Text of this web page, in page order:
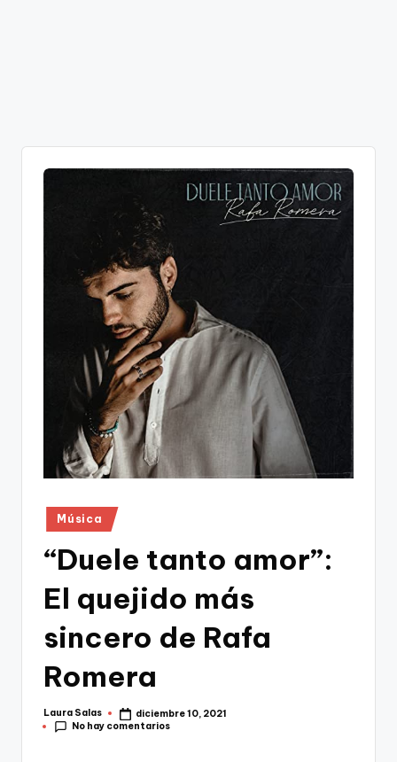
Publicado
en
Música
“Duele tanto amor”:
El quejido más
sincero de Rafa
Romera
Publicado
por
Laura Salas
diciembre 10, 2021
No hay comentarios